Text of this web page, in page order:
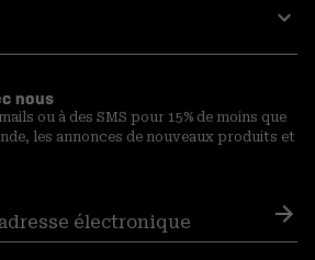
nous
ou à des SMS pour 15% de moins que
les annonces de nouveaux produits et